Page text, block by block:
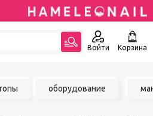
Войти Корзина
оборудование